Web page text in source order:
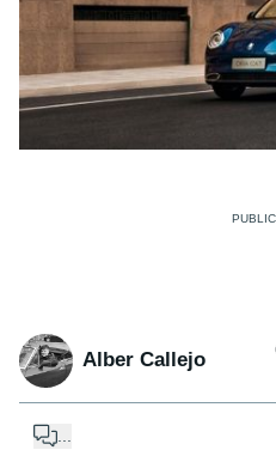
Alber Callejo